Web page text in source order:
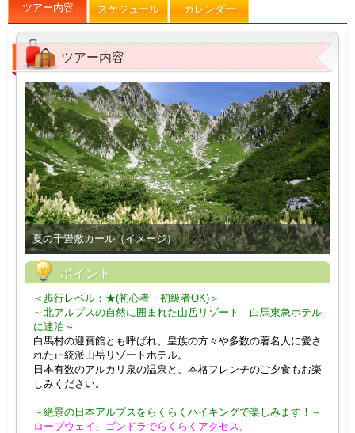
ツアー内容 スケジュール カレンダー
ツアー内容
夏の千畳敷カール（イメージ）
ポイント
＜歩行レベル：★(初心者・初級者OK)＞
～北アルプスの自然に囲まれた山岳リゾート 白馬東急ホテル
に連泊～
白馬村の迎賓館とも呼ばれ、皇族の方々や多数の著名人に愛さ
れた正統派山岳リゾートホテル。
日本有数のアルカリ泉の温泉と、本格フレンチのご夕食もお楽
しみください。
～絶景の日本アルプスをらくらくハイキングで楽しみます！～
ロープウェイ、ゴンドラでらくらくアクセス。